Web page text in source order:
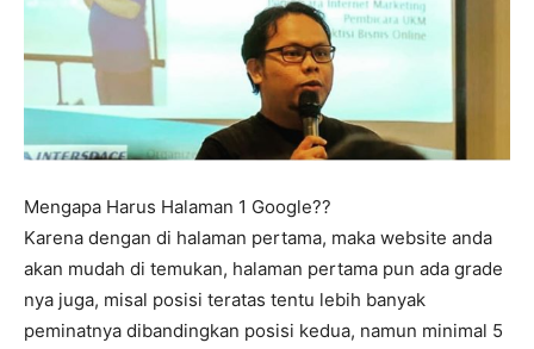
Mengapa Harus Halaman 1 Google??
Karena dengan di halaman pertama, maka website anda
akan mudah di temukan, halaman pertama pun ada grade
nya juga, misal posisi teratas tentu lebih banyak
peminatnya dibandingkan posisi kedua, namun minimal 5